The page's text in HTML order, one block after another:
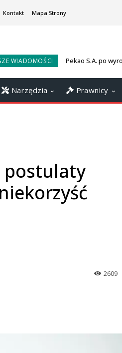
Kontakt Mapa Strony
WIADOMOŚCI
Pekao S.A. po
Narzędzia Prawnicy
postulaty
2609